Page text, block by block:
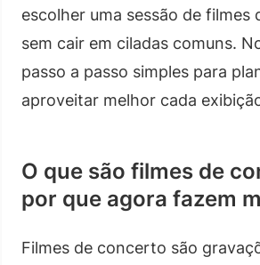
escolher uma sessão de filmes
sem cair em ciladas comuns.
passo a passo simples para
aproveitar melhor cada
O que são filmes de
por que agora fazem
Filmes de concerto são